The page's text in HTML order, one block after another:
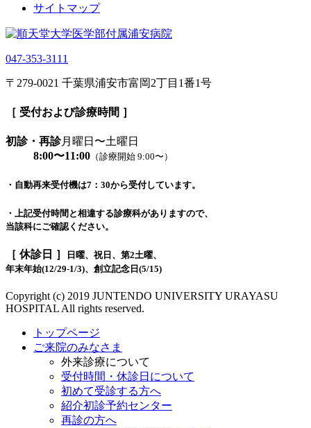
サイトマップ
047-353-3111
〒279-0021 千葉県浦安市富岡2丁目1番1号
［ 受付および診療時間 ］
初診・再診月曜日〜土曜日
8:00〜11:00 （診療開始 9:00〜）
・自動再来受付機は7：30から受付しています。
・上記受付時間と相違する診療科がありますので、
当該科にご確認ください。
［ 休診日 ］
日曜、祝日、第2土曜、
年末年始(12/29-1/3)、創立記念日(5/15)
Copyright (c) 2019 JUNTENDO UNIVERSITY URAYASU
HOSPITAL All rights reserved.
トップページ
ご来院のみなさま
外来診療について
受付時間・休診日について
初めて受診する方へ
紹介初診予約センター
再診の方へ